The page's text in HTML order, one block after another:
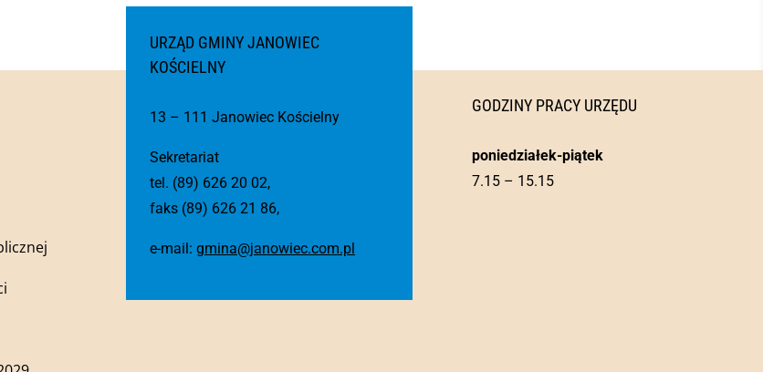
URZĄD GMINY JANOWIEC
KOŚCIELNY
13 – 111 Janowiec Kościelny
Sekretariat
tel. (89) 626 20 02,
faks (89) 626 21 86,
e-mail: gmina@janowiec.com.pl
GODZINY PRACY URZĘDU
poniedziałek-piątek
7.15 – 15.15